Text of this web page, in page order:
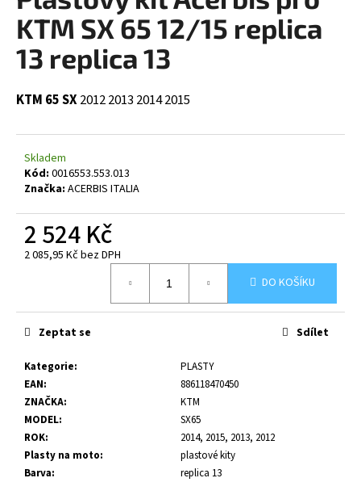
0,0
5
hvězdiček.
KTM SX 65 12/15 replica
13 replica 13
KTM 65 SX20122013 20142015
Skladem
Kód: 0016553.553.013
Značka: ACERBIS ITALIA
2 524 Kč
2 085,95 Kč bez DPH
DO KOŠÍKU
Kategorie:
PLASTY
EAN:
886118470450
ZNAČKA:
KTM
MODEL:
SX65
ROK:
2014, 2015, 2013, 2012
Plasty na moto:
plastové kity
Barva: replica 13
Zeptat se Sdílet
a
j
í
?
HLEDAT
D
o
u
m